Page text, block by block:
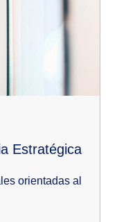
Estratégica
orientadas al